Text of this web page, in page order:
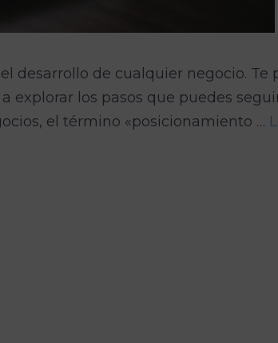
desarrollo de cualquier negocio.
explorar los pasos que puedes
el término «posicionamiento …